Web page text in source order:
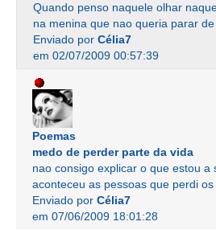
Quando penso naquele olhar
na menina que nao queria parar
Enviado por Célia7
em 02/07/2009 00:57:39
Poemas
medo de perder parte da vida
nao consigo explicar o que estou a
aconteceu as pessoas que perdi os
Enviado por Célia7
em 07/06/2009 18:01:28